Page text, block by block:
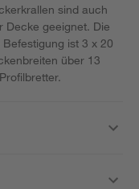
sind auch
Decke geeignet. Die
ist 3 x 20
über 13